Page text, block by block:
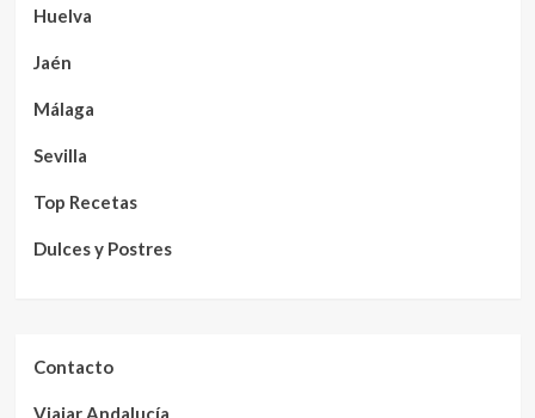
Huelva
Jaén
Málaga
Sevilla
Top Recetas
Dulces y Postres
Contacto
Viajar Andalucía